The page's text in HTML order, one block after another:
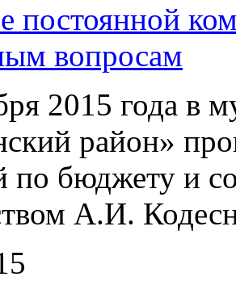
постоянной
вопросам
2015 года в
район»
по бюджету и
А.И.